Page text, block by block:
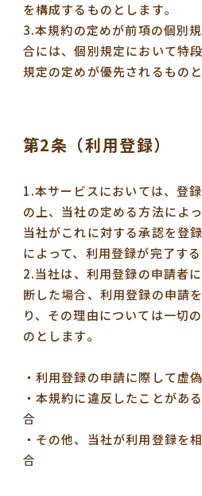
を構成するものとします。
3.本規約の定めが前項の個別
合には、個別規定において特
規定の定めが優先されるものと
第2条（利用登録）
1.本サービスにおいては、登
の上、当社の定める方法によ
当社がこれに対する承認を登
によって、利用登録が完了する
2.当社は、利用登録の申請者
断した場合、利用登録の申請
り、その理由については一切
のとします。
・利用登録の申請に際して虚
・本規約に違反したことがあ
合
・その他、当社が利用登録を
合